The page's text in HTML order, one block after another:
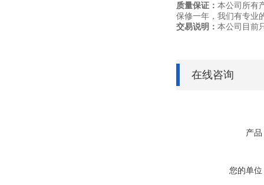
质量保证： 本公司所有
保修一年，我们有专业
交易说明： 本公司目前
在线咨询
产品
您的单位